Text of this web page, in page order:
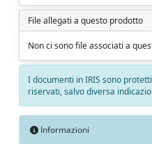
File allegati a questo prodotto
Non ci sono file associati a
I documenti in IRIS sono
riservati, salvo diversa
Informazioni